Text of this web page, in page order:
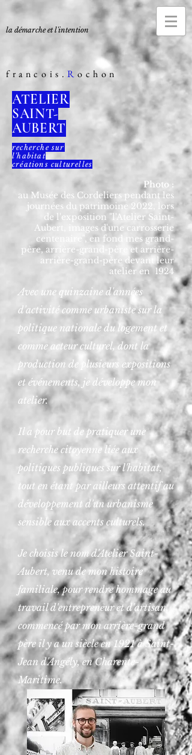
la démarche et l'intention
francois.Rochon
ATELIER
SAINT-
AUBERT
recherche sur
l'habitat
créations culturelles
Photo :
au Musée des Cordeliers pendant les
journées du patrimoine 2022, lors
de l'exposition "l'Atelier Saint-
Aubert, images d'une carrosserie
centenaire", en fond mes grand-
père, arrière-grand-père et arrière-
arrière-grand-père devant leur
atelier en 1924
Avec une quinzaine d'années
d'activité comme urbaniste sur la
politique nationale du logement et
comme acteur culturel, dont la
production de plusieurs expositions
et événements, je développe mon
atelier.
Il a pour but de pratiquer une
recherche citoyenne liée aux
politiques publiques sur l'habitat,
tout en étant par ailleurs attentif au
développement d'un urbanisme
sensible aux accents culturels.
Je choisis le nom d'Atelier Saint-
Aubert, venu de mon histoire
familiale, pour rendre hommage au
travail d'entrepreneur et d'artisan,
commencé par mon arrière-grand
père il y a un siècle en 1921 à Saint-
Jean d'Angély, en Charente-
Maritime.